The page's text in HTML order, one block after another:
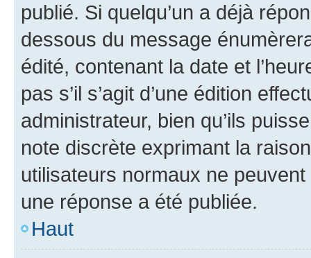
publié. Si quelqu’un a déjà
dessous du message
édité, contenant la date et
pas s’il s’agit d’une édition
administrateur, bien qu’ils
note discrète exprimant la
utilisateurs normaux ne
une réponse a été publiée.
Haut